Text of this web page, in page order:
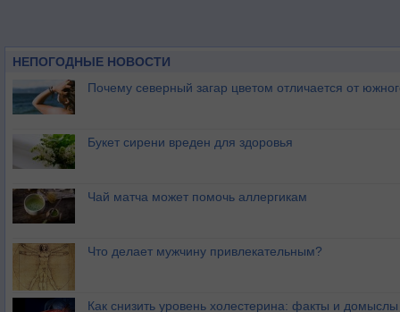
НЕПОГОДНЫЕ НОВОСТИ
Почему северный загар цветом отличается от
Букет сирени вреден для здоровья
Чай матча может помочь аллергикам
Что делает мужчину привлекательным?
Как снизить уровень холестерина: факты и домыслы